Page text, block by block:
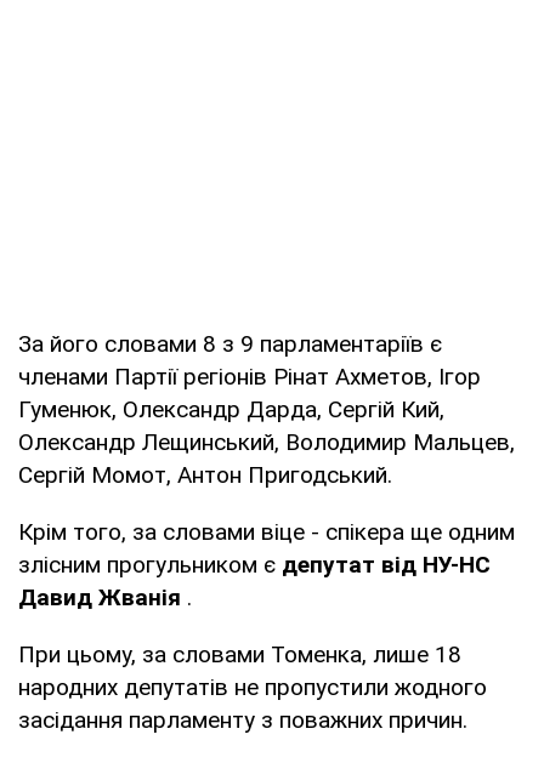
За його словами 8 з 9 парламентаріїв є
членами Партії регіонів Рінат Ахметов, Ігор
Гуменюк, Олександр Дарда, Сергій Кий,
Олександр Лещинський, Володимир Мальцев,
Сергій Момот, Антон Пригодський.
Крім того, за словами віце - спікера ще одним
злісним прогульником є депутат від НУ-НС
Давид Жванія .
При цьому, за словами Томенка, лише 18
народних депутатів не пропустили жодного
засідання парламенту з поважних причин.